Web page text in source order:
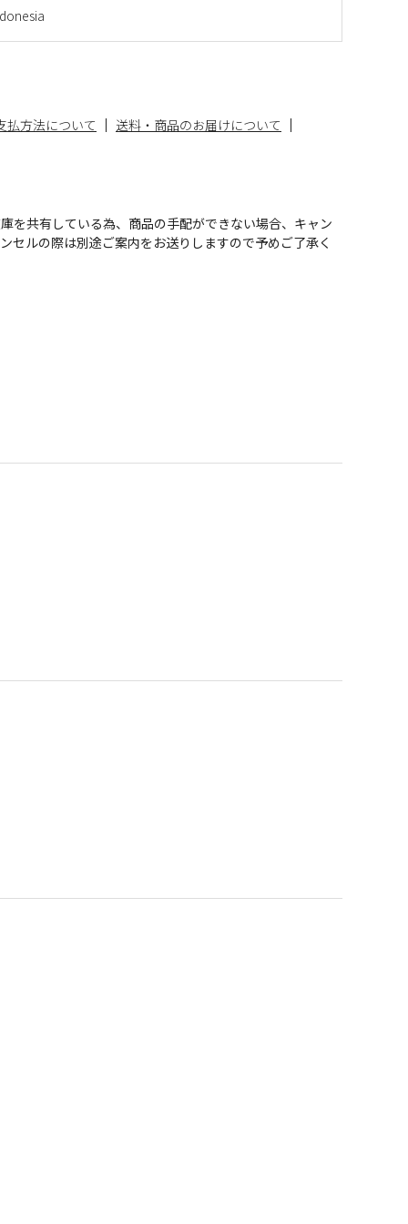
払方法について
送料・商品のお届けについて
を共有している為、商品の手配ができない場合、キャン
セルの際は別途ご案内をお送りしますので予めご了承く